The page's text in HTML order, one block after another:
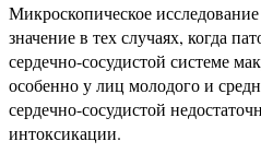
Микроскопическое
значение в тех случаях, когда
сердечно-сосудистой системе
особенно у лиц молодого и
сердечно-сосудистой
интоксикации.